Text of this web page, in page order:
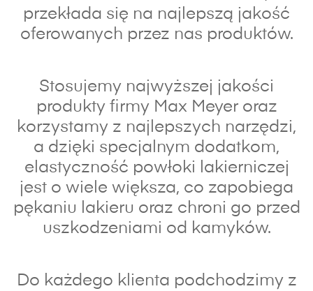
przekłada się na najlepszą jakość
oferowanych przez nas produktów.
Stosujemy najwyższej jakości
produkty firmy Max Meyer oraz
korzystamy z najlepszych narzędzi,
a dzięki specjalnym dodatkom,
elastyczność powłoki lakierniczej
jest o wiele większa, co zapobiega
pękaniu lakieru oraz chroni go przed
uszkodzeniami od kamyków.
Do każdego klienta podchodzimy z